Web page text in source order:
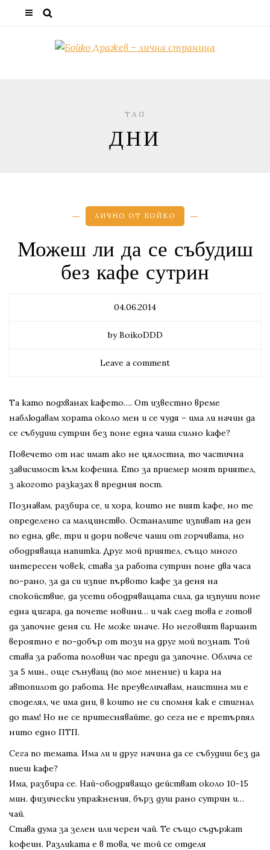
TAG
ДНИ
ЛИЧНО ОТ БОЙКО
Можеш ли да се събудиш
без кафе сутрин
04.06.2014
by BoikoDDD
Leave a comment
Та като подхванах кафето…. От известно време
наблюдавам хората около мен и се чудя – има ли начин да
се събудиш сутрин без поне една чаша силно кафе?
Повечето от нас имат ако не цялостна, то частична
зависимост към кофеина. Ето за приемер моят приятел,
з акогото разказах в предния пост.
Познавам, разбира се, и хора, които не пият кафе, но те
определено са малцинство. Останалите изпиват на ден
по една, две, три и дори повече чаши от горчивата, но
ободряваща напитка. Друг мой приятел, също много
интересен човек, става за работа сутрин поне два часа
по-рано, за да си изпие първото кафе за деня на
спокойствие, да усети ободряващата сила, да изпуши поне
една цигара, да почете новини… и чак след това е готов
да започне деня си. Не може иначе. Но неговият вариант
вероятно е по-добър от този на друг мой познат. Той
става за работа половин час преди да започне. Облича се
за 5 мин., още сънуващ (по мое мнение) и кара на
автопилот до работа. Не преувеличавам, наистина ми е
споделял, че има дни, в които не си спомня как е стигнал
до там! Но не се притеснявайте, до сега не е претърпял
нито едно ПТП.
Сега по темата. Има ли и друг начина да се събудиш без да
пиеш кафе?
Има, разбира се. Най-ободряващо действат около 10-15
мин. физически упражнения, бърз душ рано сутрин и…
чай.
Става дума за зелен или черен чай. Те също съдържат
кофеин. Разликата е в това, че той се отделя